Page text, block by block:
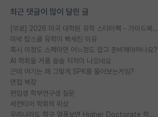
최근 댓글이 많이 달린 글
[무료] 2026 미국 대학원 유학 스타터팩 - 가이드북 & 합격자 컨택메일 템플릿
미박 탑스쿨 유학이 빡세진 이유
혹시 이정도 스펙이면 어느정도 잡고 준비해야하나요?
AI 학회들 거품 슬슬 지적이 나오네요
근데 여기는 왜 그렇게 SPK를 물어보는거임?
면접 복장
편입생 학부연구생 질문
세컨티어 학회의 위상
우리나라도 학구 열풍보면 Higher Doctorate 학위가 필요하다고 봅니다.